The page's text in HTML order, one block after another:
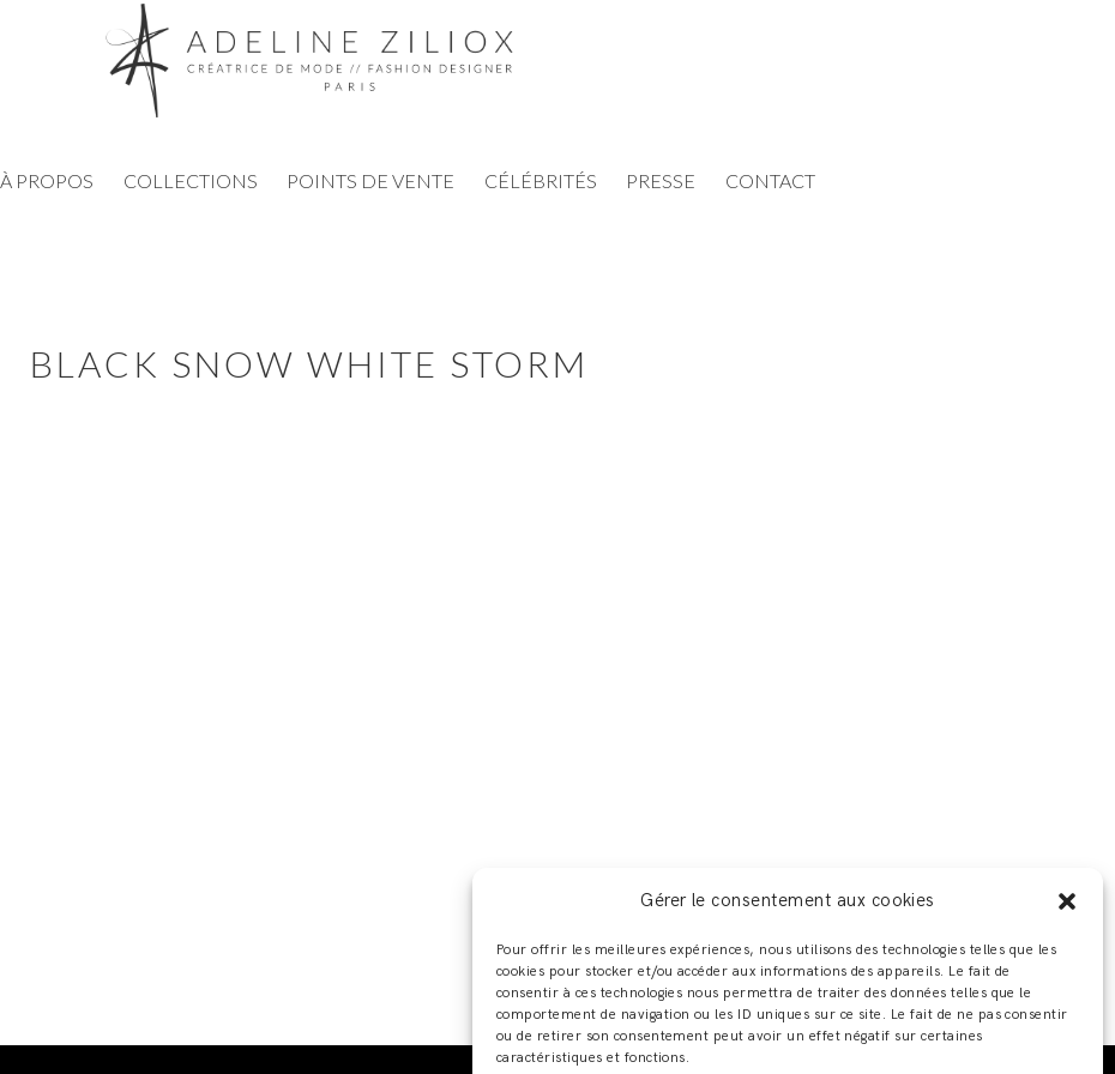
Gérer le consentement aux cookies
Pour offrir les meilleures expériences, nous utilisons des technologies telles que les
cookies pour stocker et/ou accéder aux informations des appareils. Le fait de
consentir à ces technologies nous permettra de traiter des données telles que le
comportement de navigation ou les ID uniques sur ce site. Le fait de ne pas consentir
ou de retirer son consentement peut avoir un effet négatif sur certaines
caractéristiques et fonctions.
À PROPOS COLLECTIONS POINTS DE VENTE CÉLÉBRITÉS PRESSE CONTACT
BLACK SNOW WHITE STORM